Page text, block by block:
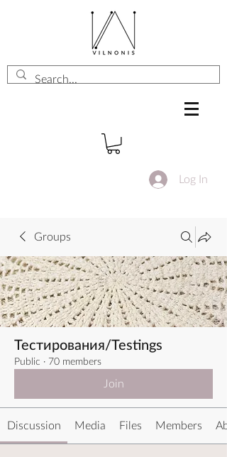
Log In
Groups
Тестирования/Testings
Public · 70 members
Join
Discussion Media Files Members